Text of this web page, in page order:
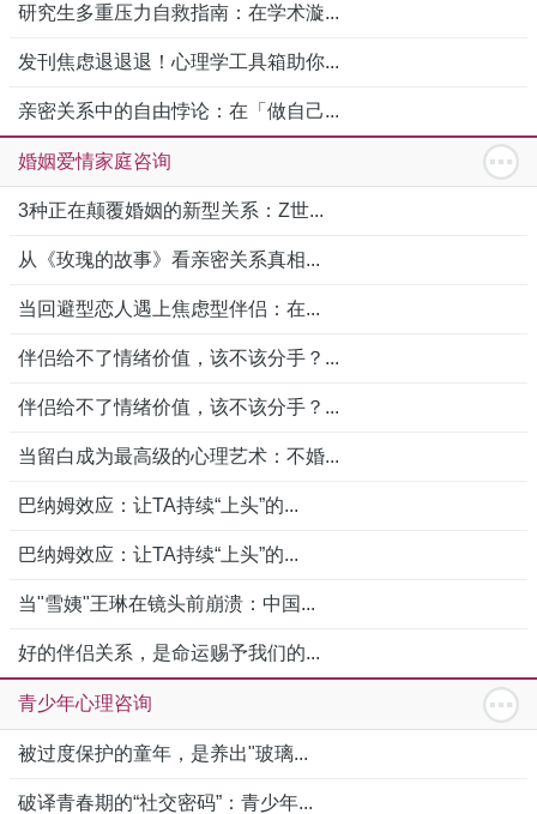
研究生多重压力自救指南：在学术漩...
发刊焦虑退退退！心理学工具箱助你...
亲密关系中的自由悖论：在「做自己...
婚姻爱情家庭咨询
3种正在颠覆婚姻的新型关系：Z世...
从《玫瑰的故事》看亲密关系真相...
当回避型恋人遇上焦虑型伴侣：在...
伴侣给不了情绪价值，该不该分手？...
伴侣给不了情绪价值，该不该分手？...
当留白成为最高级的心理艺术：不婚...
巴纳姆效应：让TA持续“上头”的...
巴纳姆效应：让TA持续“上头”的...
当"雪姨"王琳在镜头前崩溃：中国...
好的伴侣关系，是命运赐予我们的...
青少年心理咨询
被过度保护的童年，是养出"玻璃...
破译青春期的“社交密码”：青少年...